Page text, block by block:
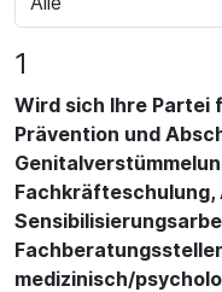
1
Wird sich Ihre Partei
Prävention und
medizinisch/